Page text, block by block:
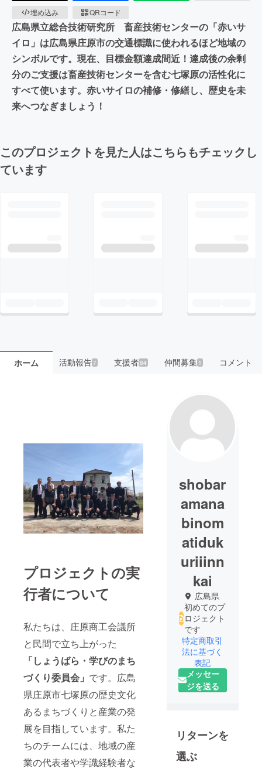
埋め込み
QRコード
広島県立総合技術研究所 畜産技術センターの「赤いサ
イロ」は広島県庄原市の交通標識に使われるほど地域の
シンボルです。現在、目標金額達成間近！達成後の余剰
分のご支援は畜産技術センターを含む七塚原の活性化に
すべて使います。赤いサイロの補修・修繕し、歴史を未
来へつなぎましょう！
このプロジェクトを見た人はこちらもチェックし
ています
ホーム 活動報告7 支援者84 仲間募集 1 コメント
プロジェクトの実
行者について
私たちは、庄原商工会議所
と民間で立ち上がった
「しょうばら・学びのまち
づくり委員会」 です。広島
県庄原市七塚原の歴史文化
あるまちづくりと産業の発
展を目指しています。私た
ちのチームには、地域の産
業の代表者や学識経験者な
shobar
amana
binom
atiduk
uriiinn
kai
広島県
初めてのプ
ロジェクト
です
特定商取引
法に基づく
表記
メッセー
ジを送る
リターンを
選ぶ